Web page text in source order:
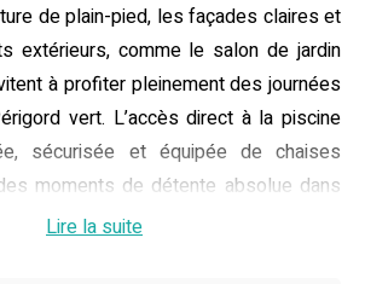
de plain-pied, les façades claires et
extérieurs, comme le salon de jardin
à profiter pleinement des journées
vert. L’accès direct à la piscine
sécurisée et équipée de chaises
moments de détente absolue dans
et convivial.
Lire la suite